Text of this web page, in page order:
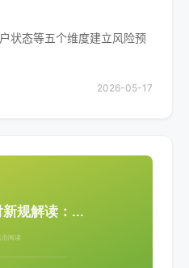
状态等五个维度建立风险预
2026-05-17